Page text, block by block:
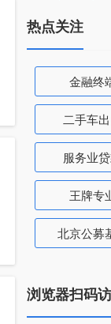
热点关注
金融终
二手车
服务业
王牌专
北京公募
浏览器扫码